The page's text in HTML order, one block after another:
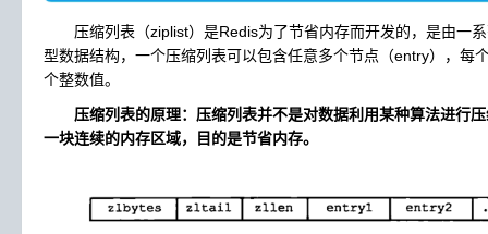
压缩列表（ziplist）是Redis为了节省内存而开发的，是由一系
型数据结构，一个压缩列表可以包含任意多个节点（entry），每
个整数值。
压缩列表的原理：压缩列表并不是对数据利用某种算法进行
一块连续的内存区域，目的是节省内存。